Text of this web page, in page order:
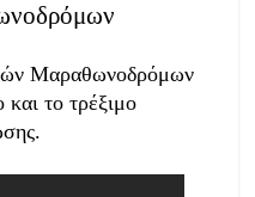
Μαραθωνοδρόμων
το τρέξιμο